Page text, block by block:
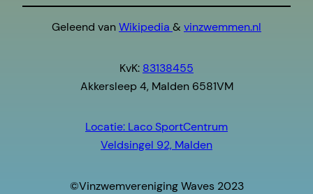
Geleend vanWikipedia & vinzwemmen.nl
KvK: 83138455
Akkersleep 4, Malden 6581VM
Locatie: Laco SportCentrum
Veldsingel 92, Malden
©Vinzwemvereniging Waves 2023